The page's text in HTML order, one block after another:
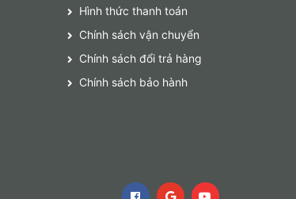
Hình thức thanh toán
Chính sách vận chuyển
Chính sách đổi trả hàng
Chính sách bảo hành